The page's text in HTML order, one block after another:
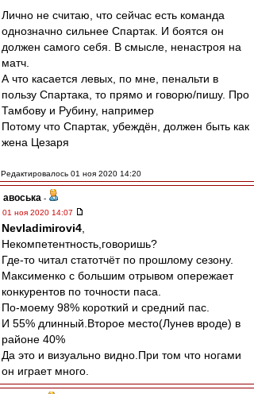
Лично не считаю, что сейчас есть команда
однозначно сильнее Спартак. И боятся он
должен самого себя. В смысле, ненастроя на
матч.
А что касается левых, по мне, пенальти в
пользу Спартака, то прямо и говорю/пишу. Про
Тамбову и Рубину, например
Потому что Спартак, убеждён, должен быть как
жена Цезаря
Редактировалось 01 ноя 2020 14:20
авоська -
01 ноя 2020 14:07
Nevladimirovi4
Некомпетентность,говоришь?
Где-то читал статотчёт по прошлому сезону.
Максименко c большим отрывом опережает
конкурентов по точности паса.
По-моему 98% короткий и средний пас.
И 55% длинный.Второе место(Лунев вроде) в
районе 40%
Да это и визуально видно.При том что ногами
он играет много.